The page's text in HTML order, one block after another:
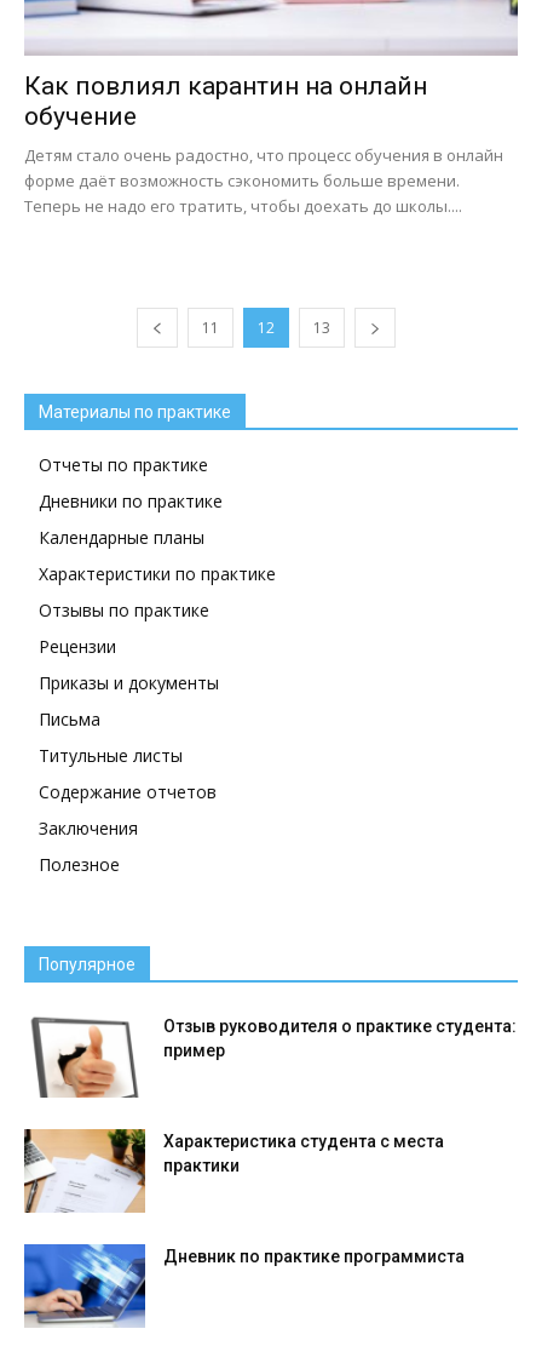
Как повлиял карантин на онлайн
обучение
Детям стало очень радостно, что процесс обучения в онлайн
форме даёт возможность сэкономить больше времени.
Теперь не надо его тратить, чтобы доехать до школы....
11 12 13
Материалы по практике
Отчеты по практике
Дневники по практике
Календарные планы
Характеристики по практике
Отзывы по практике
Рецензии
Приказы и документы
Письма
Титульные листы
Содержание отчетов
Заключения
Полезное
Популярное
Отзыв руководителя о практике студента:
пример
Характеристика студента с места
практики
Дневник по практике программиста